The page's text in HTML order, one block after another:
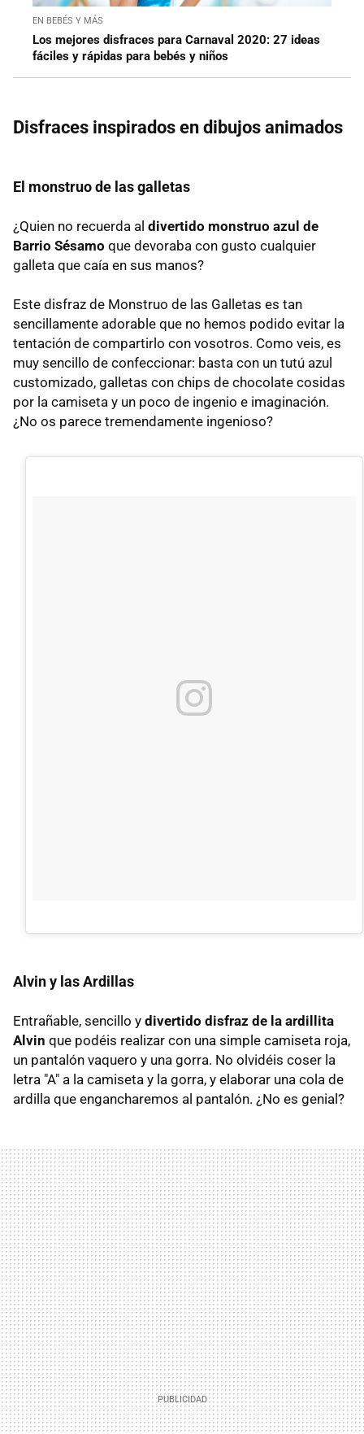
EN BEBÉS Y MÁS
Los mejores disfraces para Carnaval 2020: 27 ideas
fáciles y rápidas para bebés y niños
Disfraces inspirados en dibujos animados
El monstruo de las galletas
¿Quien no recuerda al divertido monstruo azul de
Barrio Sésamo que devoraba con gusto cualquier
galleta que caía en sus manos?
Este disfraz de Monstruo de las Galletas es tan
sencillamente adorable que no hemos podido evitar la
tentación de compartirlo con vosotros. Como veis, es
muy sencillo de confeccionar: basta con un tutú azul
customizado, galletas con chips de chocolate cosidas
por la camiseta y un poco de ingenio e imaginación.
¿No os parece tremendamente ingenioso?
Alvin y las Ardillas
Entrañable, sencillo y divertido disfraz de la ardillita
Alvin que podéis realizar con una simple camiseta roja,
un pantalón vaquero y una gorra. No olvidéis coser la
letra "A" a la camiseta y la gorra, y elaborar una cola de
ardilla que engancharemos al pantalón. ¿No es genial?